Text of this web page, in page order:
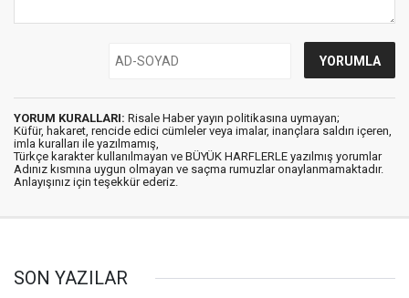
YORUM KURALLARI: Risale Haber yayın politikasına uymayan;
Küfür, hakaret, rencide edici cümleler veya imalar, inançlara saldırı içeren,
imla kuralları ile yazılmamış,
Türkçe karakter kullanılmayan ve BÜYÜK HARFLERLE yazılmış yorumlar
Adınız kısmına uygun olmayan ve saçma rumuzlar onaylanmamaktadır.
Anlayışınız için teşekkür ederiz.
SON YAZILAR